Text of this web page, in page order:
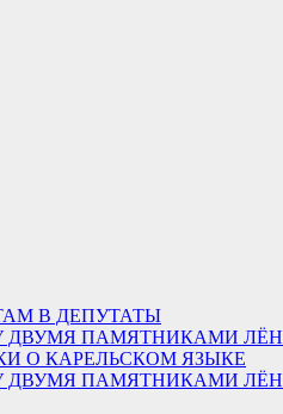
В ДЕПУТАТЫ
ПАМЯТНИКАМИ
О КАРЕЛЬСКОМ ЯЗЫКЕ
ДВУМЯ ПАМЯТНИКАМИ